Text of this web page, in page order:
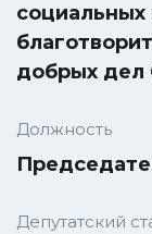
социальных
добрых дел
Должность
Депутатский